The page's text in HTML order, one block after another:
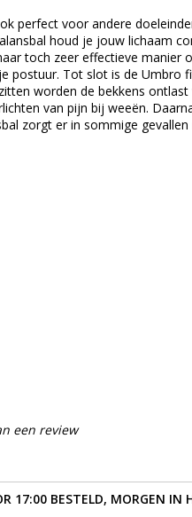
perfect voor andere
houd je jouw lichaam
toch zeer effectieve manier
postuur. Tot slot is de Umbro
worden de bekkens
van pijn bij weeën.
zorgt er in sommige
een review
17:00 BESTELD, MORGEN IN